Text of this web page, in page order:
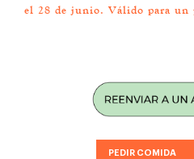
el 28 de junio. Válido para un
PEDIR COMIDA